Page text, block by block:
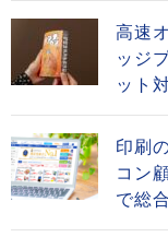
高速
ッジ
ット
印刷
コン
で総